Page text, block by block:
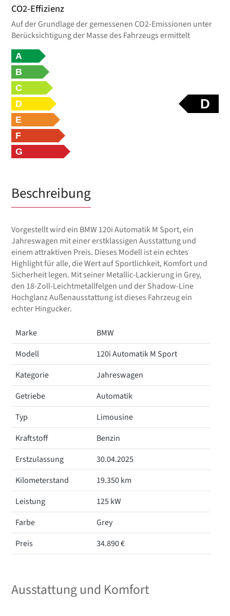
CO2-Effizienz
Auf der Grundlage der gemessenen CO2-Emissionen unter
Berücksichtigung der Masse des Fahrzeugs ermittelt
D
A
B
C
D
E
F
G
Beschreibung
Vorgestellt wird ein BMW 120i Automatik M Sport, ein
Jahreswagen mit einer erstklassigen Ausstattung und
einem attraktiven Preis. Dieses Modell ist ein echtes
Highlight für alle, die Wert auf Sportlichkeit, Komfort und
Sicherheit legen. Mit seiner Metallic-Lackierung in Grey,
den 18-Zoll-Leichtmetallfelgen und der Shadow-Line
Hochglanz Außenausstattung ist dieses Fahrzeug ein
echter Hingucker.
Marke
BMW
Modell
120i Automatik M Sport
Kategorie
Jahreswagen
Getriebe
Automatik
Typ
Limousine
Kraftstoff
Benzin
Erstzulassung
30.04.2025
Kilometerstand
19.350 km
Leistung
125 kW
Farbe
Grey
Preis
34.890 €
Ausstattung und Komfort